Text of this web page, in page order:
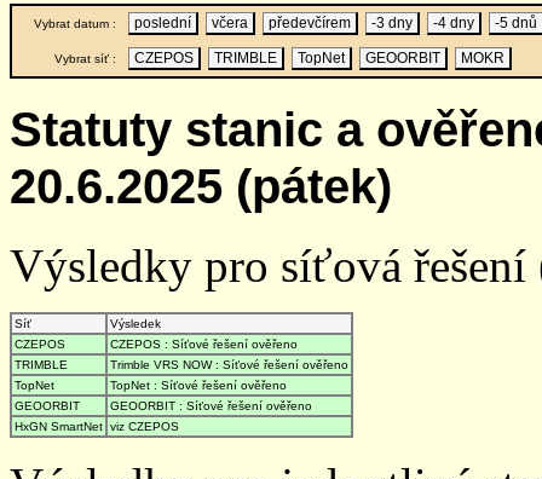
Vybrat datum : poslední včera předevčírem -3 dny -4 dny -5 dnů
Vybrat síť : CZEPOS TRIMBLE TopNet GEOORBIT MOKR
Statuty stanic a
20.6.2025 (pátek)
Výsledky pro síťová
Síť
Výsledek
CZEPOS
CZEPOS : Síťové řešení ověřeno
TRIMBLE
Trimble VRS NOW : Síťové řešení ověřeno
TopNet
TopNet : Síťové řešení ověřeno
GEOORBIT
GEOORBIT : Síťové řešení ověřeno
HxGN SmartNet viz CZEPOS